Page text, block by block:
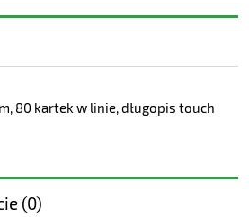
80 kartek w linie, długopis touch
(0)